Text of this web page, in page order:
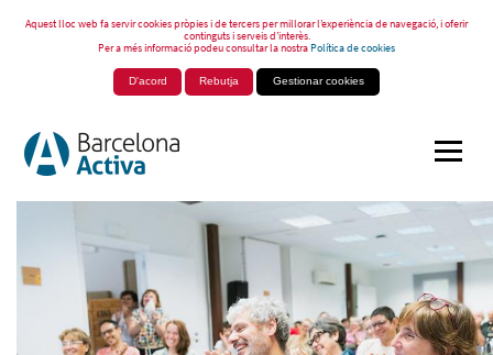
Aquest lloc web fa servir cookies pròpies i de tercers per millorar l’experiència de navegació, i oferir
continguts i serveis d’interès.
Per a més informació podeu consultar la nostraPolítica de cookies
D'acord Rebutja Gestionar cookies